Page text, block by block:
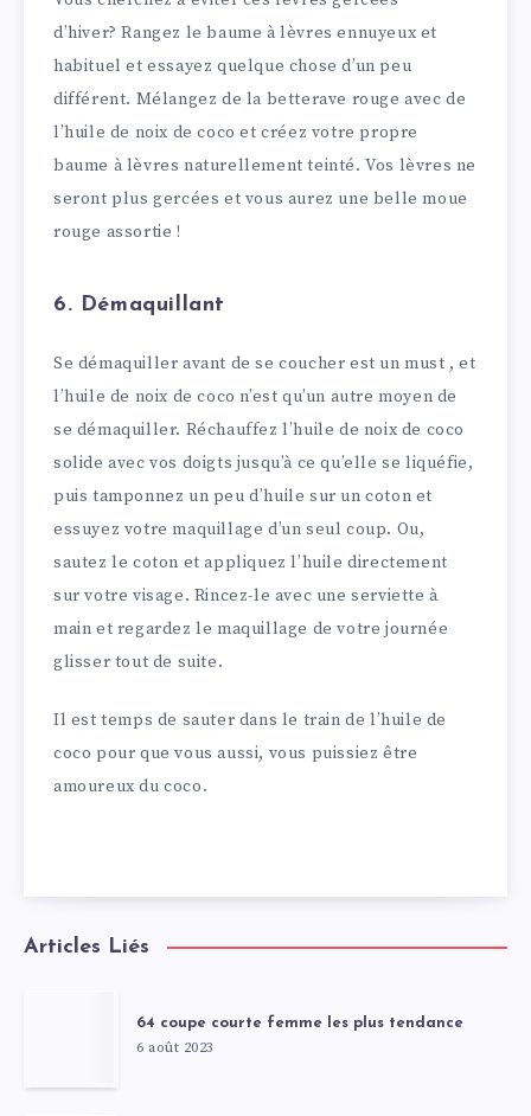
d’hiver? Rangez le baume à lèvres ennuyeux et
habituel et essayez quelque chose d’un peu
différent. Mélangez de la betterave rouge avec de
l’huile de noix de coco et créez votre propre
baume à lèvres naturellement teinté. Vos lèvres ne
seront plus gercées et vous aurez une belle moue
rouge assortie !
6. Démaquillant
Se démaquiller avant de se coucher est un must , et
l’huile de noix de coco n’est qu’un autre moyen de
se démaquiller. Réchauffez l’huile de noix de coco
solide avec vos doigts jusqu’à ce qu’elle se liquéfie,
puis tamponnez un peu d’huile sur un coton et
essuyez votre maquillage d’un seul coup. Ou,
sautez le coton et appliquez l’huile directement
sur votre visage. Rincez-le avec une serviette à
main et regardez le maquillage de votre journée
glisser tout de suite.
Il est temps de sauter dans le train de l’huile de
coco pour que vous aussi, vous puissiez être
amoureux du coco.
Articles Liés
64 coupe courte femme les plus tendance
6 août 2023